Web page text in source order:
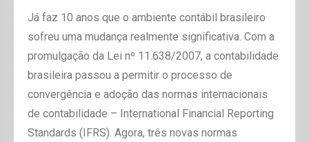
Já faz 10 anos que o ambiente contábil brasileiro
sofreu uma mudança realmente significativa. Com a
promulgação da Lei nº 11.638/2007, a contabilidade
brasileira passou a permitir o processo de
convergência e adoção das normas internacionais
de contabilidade – International Financial Reporting
Standards (IFRS). Agora, três novas normas